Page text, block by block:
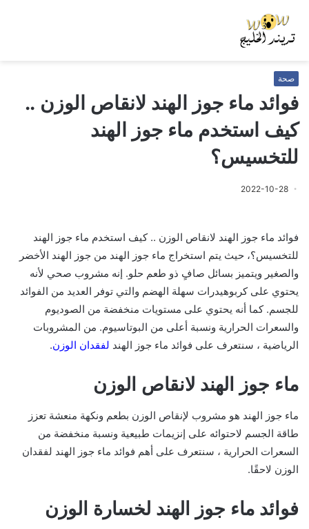
صحة
فوائد ماء جوز الهند لانقاص الوزن ..
كيف استخدم ماء جوز الهند
للتخسيس؟
2022-10-28
فوائد ماء جوز الهند لانقاص الوزن .. كيف استخدم ماء جوز الهند
للتخسيس؟، حيث يتم استخراج ماء جوز الهند من جوز الهند الأخضر
والصغير ويتميز بسائل صافٍ ذو طعم حلو. إنه مشروب صحي لأنه
يحتوي على كربوهيدرات سهلة الهضم والتي توفر العديد من الفوائد
للجسم. كما أنه يحتوي على مستويات منخفضة من الصوديوم
والسعرات الحرارية ونسبة أعلى من البوتاسيوم. من المشروبات
الرياضية ، سنتعرف على فوائد ماء جوز الهند لفقدان الوزن.
ماء جوز الهند لانقاص الوزن
ماء جوز الهند هو مشروب لإنقاص الوزن بطعم ونكهة منعشة تعزز
طاقة الجسم لاحتوائه على إنزيمات طبيعية ونسبة منخفضة من
السعرات الحرارية ، سنتعرف على أهم فوائد ماء جوز الهند لفقدان
الوزن لاحقًا.
فوائد ماء جوز الهند لخسارة الوزن